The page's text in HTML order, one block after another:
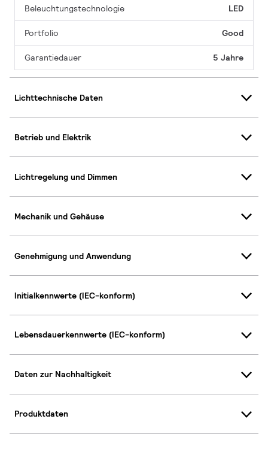
Beleuchtungstechnologie LED
Portfolio Good
Garantiedauer 5 Jahre
Lichttechnische Daten
Betrieb und Elektrik
Lichtregelung und Dimmen
Mechanik und Gehäuse
Genehmigung und Anwendung
Initialkennwerte (IEC-konform)
Lebensdauerkennwerte (IEC-konform)
Daten zur Nachhaltigkeit
Produktdaten